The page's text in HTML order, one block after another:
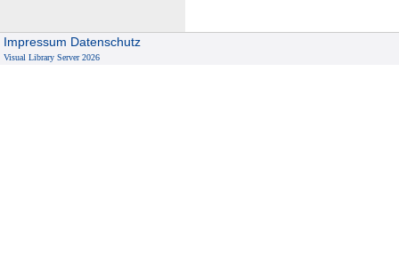
Impressum Datenschutz
Visual Library Server 2026